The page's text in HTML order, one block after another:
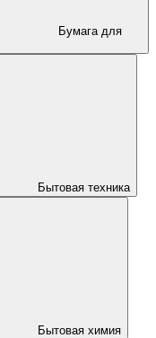
Бумага для
Бытовая техника
Бытовая химия